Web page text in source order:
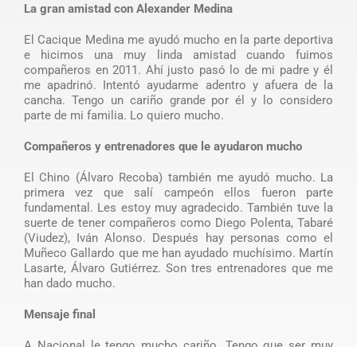
La gran amistad con Alexander Medina
El Cacique Medina me ayudó mucho en la parte deportiva
e hicimos una muy linda amistad cuando fuimos
compañeros en 2011. Ahí justo pasó lo de mi padre y él
me apadrinó. Intentó ayudarme adentro y afuera de la
cancha. Tengo un cariño grande por él y lo considero
parte de mi familia. Lo quiero mucho.
Compañeros y entrenadores que le ayudaron mucho
El Chino (Álvaro Recoba) también me ayudó mucho. La
primera vez que salí campeón ellos fueron parte
fundamental. Les estoy muy agradecido. También tuve la
suerte de tener compañeros como Diego Polenta, Tabaré
(Viudez), Iván Alonso. Después hay personas como el
Muñeco Gallardo que me han ayudado muchísimo. Martín
Lasarte, Álvaro Gutiérrez. Son tres entrenadores que me
han dado mucho.
Mensaje final